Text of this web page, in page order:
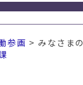
参画 > みなさま